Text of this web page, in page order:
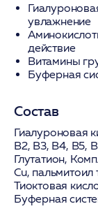
увлажнение
действие
Витамины
Буферная
Состав
Гиалуроновая
В2, В3, В4, В5,
Глутатион,
Cu, пальмитоил
Тиоктовая
Буферная